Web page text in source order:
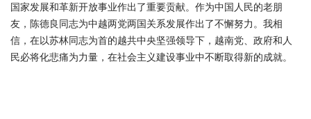
国家发展和革新开放事业作出了重要贡献。作为中国人民的老朋
友，陈德良同志为中越两党两国关系发展作出了不懈努力。我相
信，在以苏林同志为首的越共中央坚强领导下，越南党、政府和人
民必将化悲痛为力量，在社会主义建设事业中不断取得新的成就。